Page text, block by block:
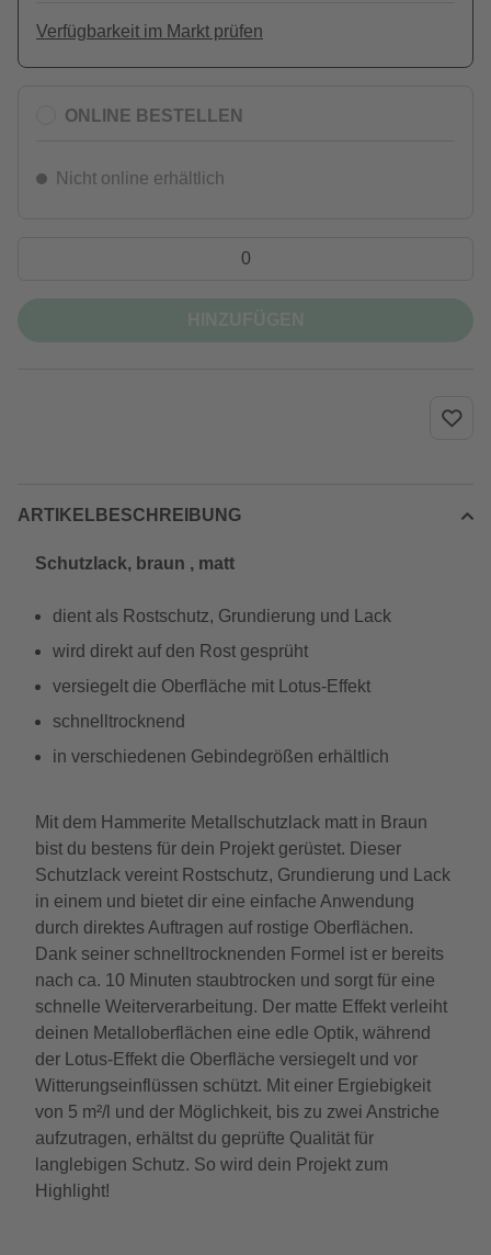
Verfügbarkeit im Markt prüfen
ONLINE BESTELLEN
Nicht online erhältlich
ARTIKELBESCHREIBUNG
Schutzlack, braun , matt
dient als Rostschutz, Grundierung und Lack
wird direkt auf den Rost gesprüht
versiegelt die Oberfläche mit Lotus-Effekt
schnelltrocknend
in verschiedenen Gebindegrößen erhältlich
Mit dem Hammerite Metallschutzlack matt in Braun
bist du bestens für dein Projekt gerüstet. Dieser
Schutzlack vereint Rostschutz, Grundierung und Lack
in einem und bietet dir eine einfache Anwendung
durch direktes Auftragen auf rostige Oberflächen.
Dank seiner schnelltrocknenden Formel ist er bereits
nach ca. 10 Minuten staubtrocken und sorgt für eine
schnelle Weiterverarbeitung. Der matte Effekt verleiht
deinen Metalloberflächen eine edle Optik, während
der Lotus-Effekt die Oberfläche versiegelt und vor
Witterungseinflüssen schützt. Mit einer Ergiebigkeit
von 5 m²/l und der Möglichkeit, bis zu zwei Anstriche
aufzutragen, erhältst du geprüfte Qualität für
langlebigen Schutz. So wird dein Projekt zum
Highlight!